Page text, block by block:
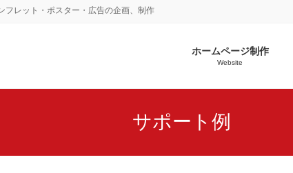
レット・ポスター・広告の企画、制作
ホームページ制作
Website
サポート例